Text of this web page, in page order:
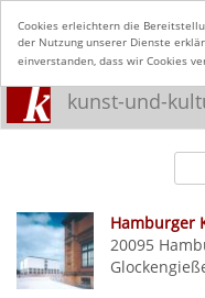
Cookies erleichtern die
der Nutzung unserer Dienste
einverstanden, dass wir Cookies
kunst-und-
Hamburger
20095